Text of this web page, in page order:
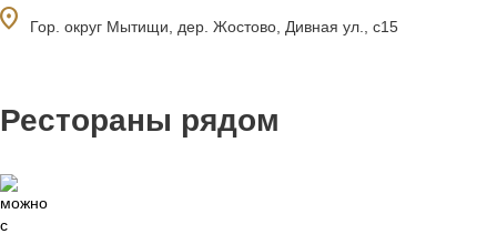
Гор. округ Мытищи, дер. Жостово, Дивная ул., с15
Рестораны рядом